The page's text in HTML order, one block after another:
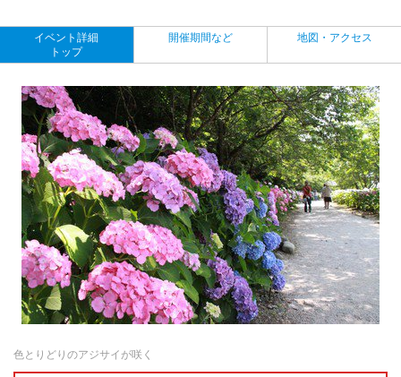
イベント詳細
トップ
開催期間など 地図・アクセス
色とりどりのアジサイが咲く